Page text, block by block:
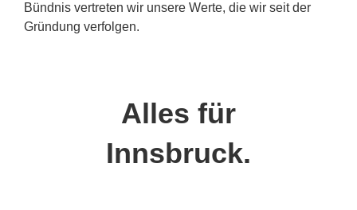
Bündnis vertreten wir unsere Werte, die wir seit der
Gründung verfolgen.
Alles für
Innsbruck.